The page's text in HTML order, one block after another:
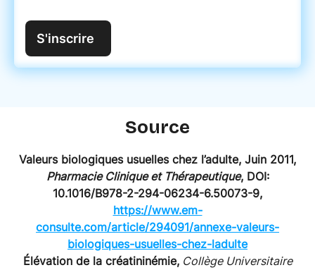
S'inscrire
Source
Valeurs biologiques usuelles chez l’adulte, Juin 2011,
Pharmacie Clinique et Thérapeutique, DOI:
10.1016/B978-2-294-06234-6.50073-9,
https://www.em-
consulte.com/article/294091/annexe-valeurs-
biologiques-usuelles-chez-ladulte
Élévation de la créatininémie, Collège Universitaire